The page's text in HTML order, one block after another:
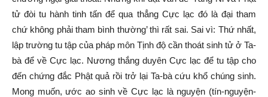
tử đòi tu hành tinh tấn để qua thẳng Cực lạc đó là đại tham
chứ không phải tham bình thường’ thì rất sai. Sai vì: Thứ nhất,
lập trường tu tập của pháp môn Tịnh độ cần thoát sinh tử ở Ta-
bà để về Cực lạc. Nương thắng duyên Cực lạc để tu tập cho
đến chứng đắc Phật quả rồi trở lại Ta-bà cứu khổ chúng sinh.
Mong muốn, ước ao sinh về Cực lạc là nguyện (tín-nguyện-